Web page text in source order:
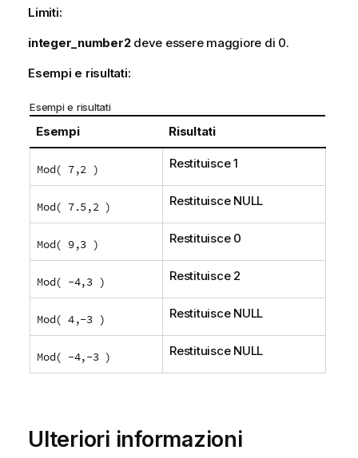
Limiti:
integer_number2deve essere maggiore di 0.
Esempi e risultati:
Esempi e risultati
Esempi Risultati
Mod( 7,2 ) Restituisce 1
Mod( 7.5,2 ) Restituisce NULL
Mod( 9,3 ) Restituisce 0
Mod( -4,3 ) Restituisce 2
Mod( 4,-3 ) Restituisce NULL
Mod( -4,-3 ) Restituisce NULL
Ulteriori informazioni